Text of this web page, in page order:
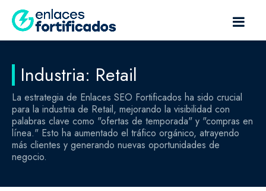
Industria: Retail
La estrategia de Enlaces SEO Fortificados ha sido crucial
para la industria de Retail, mejorando la visibilidad con
palabras clave como "ofertas de temporada" y "compras en
línea." Esto ha aumentado el tráfico orgánico, atrayendo
más clientes y generando nuevas oportunidades de
negocio.